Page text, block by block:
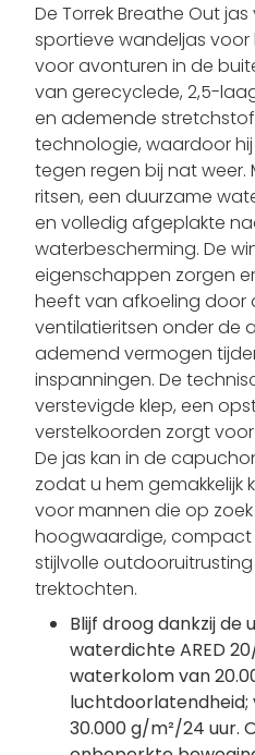
De Torrek Breathe Out
sportieve wandeljas
voor avonturen in de
van gerecyclede, 2,5-
en ademende
technologie, waardoor
tegen regen bij nat
ritsen, een duurzame
en volledig afgeplakte
waterbescherming. De
eigenschappen zorgen
heeft van afkoeling door
ventilatieritsen onder de
ademend vermogen
inspanningen. De
verstevigde klep, een
verstelkoorden zorgt
De jas kan in de
zodat u hem gemakkelijk
voor mannen die op
hoogwaardige,
stijlvolle
trektochten.
Blijf droog dankzij de
waterdichte ARED
waterkolom van
30.000 g/m²/24 uur.